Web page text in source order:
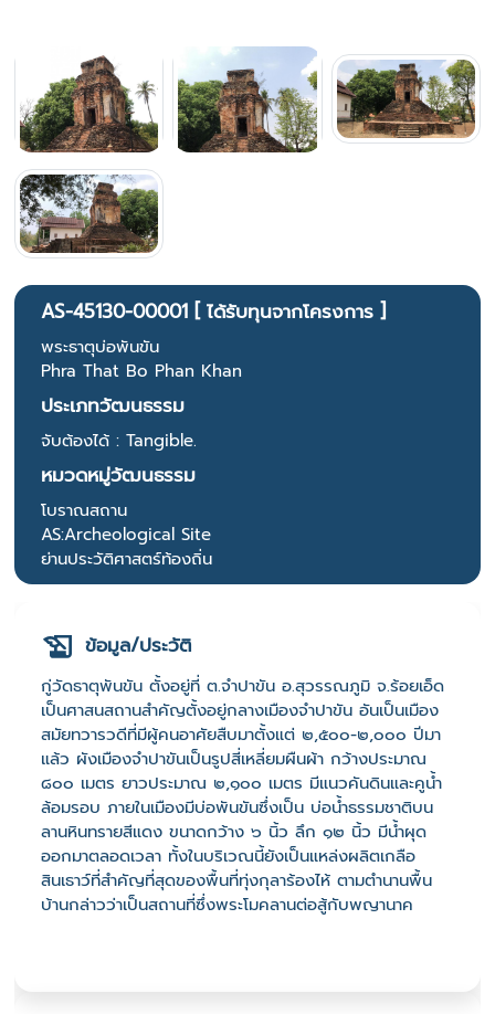
AS-45130-00001 [ ได้รับทุนจากโครงการ ]
พระธาตุบ่อพันขัน
Phra That Bo Phan Khan
ประเภทวัฒนธรรม
จับต้องได้ : Tangible.
หมวดหมู่วัฒนธรรม
โบราณสถาน
AS:Archeological Site
ย่านประวัติศาสตร์ท้องถิ่น
ข้อมูล/ประวัติ
กู่วัดธาตุพันขัน ตั้งอยู่ที่ ต.จำปาขัน อ.สุวรรณภูมิ จ.ร้อยเอ็ด
เป็นศาสนสถานสำคัญตั้งอยู่กลางเมืองจำปาขัน อันเป็นเมือง
สมัยทวารวดีที่มีผู้คนอาศัยสืบมาตั้งแต่ ๒,๕๐๐-๒,๐๐๐ ปีมา
แล้ว ผังเมืองจำปาขันเป็นรูปสี่เหลี่ยมผืนผ้า กว้างประมาณ
๘๐๐ เมตร ยาวประมาณ ๒,๑๐๐ เมตร มีแนวคันดินและคูน้ำ
ล้อมรอบ ภายในเมืองมีบ่อพันขันซึ่งเป็น บ่อน้ำธรรมชาติบน
ลานหินทรายสีแดง ขนาดกว้าง ๖ นิ้ว ลึก ๑๒ นิ้ว มีน้ำผุด
ออกมาตลอดเวลา ทั้งในบริเวณนี้ยังเป็นแหล่งผลิตเกลือ
สินเธาว์ที่สำคัญที่สุดของพื้นที่ทุ่งกุลาร้องไห้ ตามตำนานพื้น
บ้านกล่าวว่าเป็นสถานที่ซึ่งพระโมคลานต่อสู้กับพญานาค